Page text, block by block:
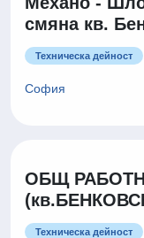
смяна кв.
Техническа дейност
София
ОБЩ
Техническа дейност